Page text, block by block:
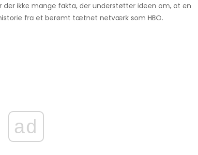
der ikke mange fakta, der understøtter ideen om, at en
fra et berømt tætnet netværk som HBO.
ad